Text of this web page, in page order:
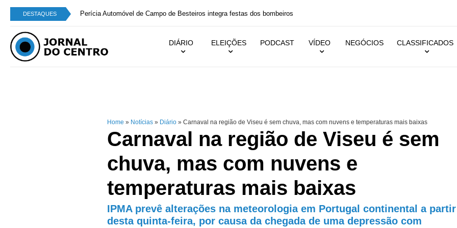
DESTAQUES Perícia Automóvel de Campo de Besteiros integra festas dos bombeiros
DIÁRIO ELEIÇÕES PODCAST VÍDEO NEGÓCIOS CLASSIFICADOS
Home » Notícias » Diário » Carnaval na região de Viseu é sem chuva, mas com nuvens e temperaturas mais baixas
Carnaval na região de Viseu é sem
chuva, mas com nuvens e
temperaturas mais baixas
IPMA prevê alterações na meteorologia em Portugal continental a partir
desta quinta-feira, por causa da chegada de uma depressão com